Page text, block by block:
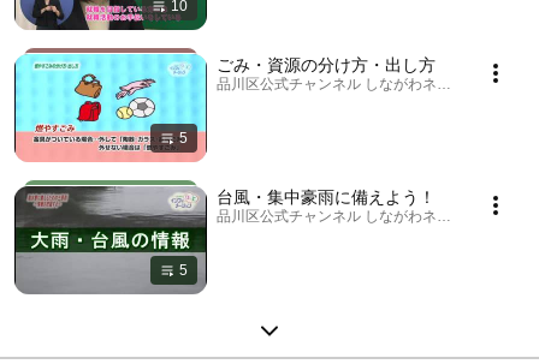
10
5
ごみ・資源の分け方・出し方
品川区公式チャンネル しながわネットTV ·
5
台風・集中豪雨に備えよう！
品川区公式チャンネル しながわネットTV ·